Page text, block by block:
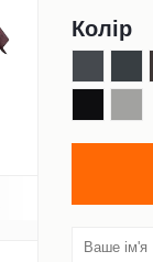
Колір